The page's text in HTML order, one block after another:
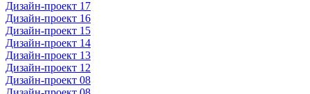
Дизайн-проект 17
Дизайн-проект 16
Дизайн-проект 15
Дизайн-проект 14
Дизайн-проект 13
Дизайн-проект 12
Дизайн-проект 08